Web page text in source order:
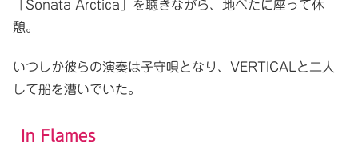
「Sonata Arctica」を聴きながら、地べたに座って休
憩。
いつしか彼らの演奏は子守唄となり、VERTICALと二人
して船を漕いでいた。
In Flames